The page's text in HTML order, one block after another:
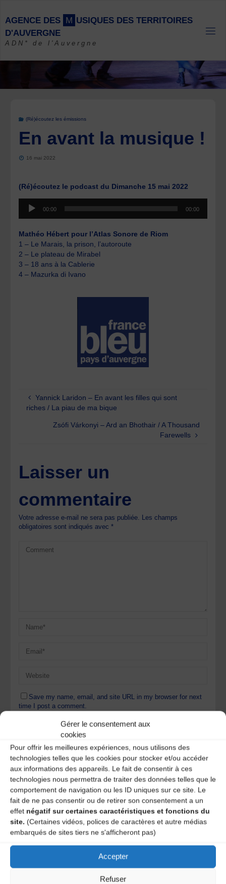
Gérer le consentement aux
cookies
Pour offrir les meilleures expériences, nous utilisons des
technologies telles que les cookies pour stocker et/ou accéder
aux informations des appareils. Le fait de consentir à ces
technologies nous permettra de traiter des données telles que le
comportement de navigation ou les ID uniques sur ce site. Le
fait de ne pas consentir ou de retirer son consentement a un
effet négatif sur certaines caractéristiques et fonctions du
site. (Certaines vidéos, polices de caractères et autre médias
embarqués de sites tiers ne s'afficheront pas)
Accepter
Refuser
content
AGENCE DES M USIQUES DES TERRITOIRES
D'AUVERGNE
ADN* de l'Auvergne
(Ré)écoutez les émissions
En avant la musique !
16 mai 2022
(Ré)écoutez le podcast du Dimanche 15 mai 2022
Lecteur
audio
00:00 00:00
Mathéo Hébert pour l’Atlas Sonore de Riom
1 – Le Marais, la prison, l’autoroute
2 – Le plateau de Mirabel
3 – 18 ans à la Cablerie
4 – Mazurka di Ivano
Yannick Laridon – En avant les filles qui sont
riches / La piau de ma bique
Zsófi Várkonyi – Ard an Bhothair / A Thousand
Farewells
Laisser un
commentaire
Votre adresse e-mail ne sera pas publiée. Les champs
obligatoires sont indiqués avec*
Save my name, email, and site URL in my browser for next
time I post a comment.
Ce site utilise Akismet pour réduire les indésirables.
savoir plus sur la façon dont les données de vos
commentaires sont traitées
A DECOUVRIR :